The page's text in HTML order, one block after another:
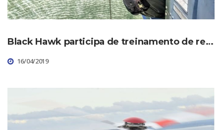
Black Hawk participa de treinamento de resgate no mar em Florianópolis
16/04/2019